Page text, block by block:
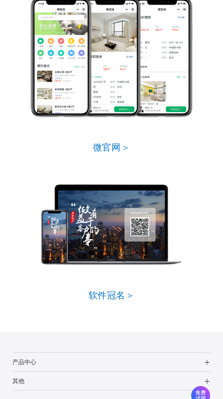
微官网＞
软件冠名＞
产品中心
其他